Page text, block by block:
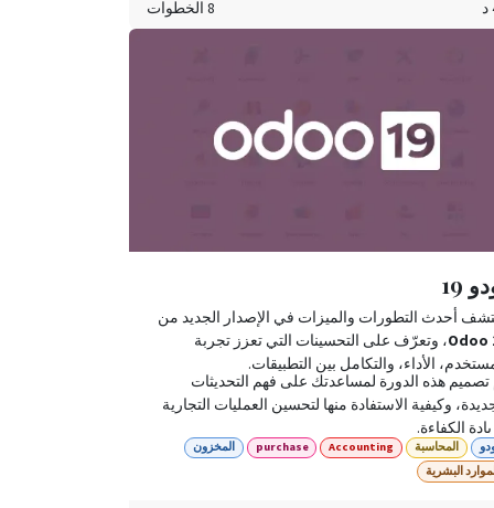
الإنتاج المتوقع بناء على الطلب المتوقع، و كل ذلك
احتياجات المؤسسة.
8 الخطوات
19
أحدث التطورات والميزات في الإصدار الجديد من
Odoo، وتعرّف على التحسينات التي تعزز تجربة
الأداء، والتكامل بين التطبيقات.
تصميم هذه الدورة لمساعدتك على فهم التحديثات
وكيفية الاستفادة منها لتحسين العمليات التجارية
الكفاءة.
المحاسبة Accounting
purchase
المخزون
البشرية